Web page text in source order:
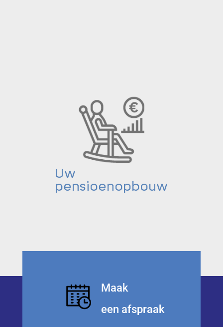
Uw
pensioenopbouw
Maak
een afspraak